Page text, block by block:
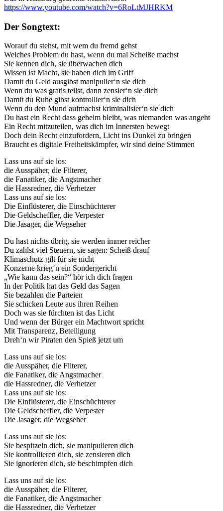
https://www.youtube.com/watch?v=6RoLtMJHRKM
Der Songtext:
Worauf du stehst, mit wem du fremd gehst
Welches Problem du hast, wenn du mal Scheiße machst
Sie kennen dich, sie überwachen dich
Wissen ist Macht, sie haben dich im Griff
Damit du Geld ausgibst manipulier‘n sie dich
Wenn du was gratis teilst, dann zensier‘n sie dich
Damit du Ruhe gibst kontrollier‘n sie dich
Wenn du den Mund aufmachst kriminalisier‘n sie dich
Du hast ein Recht dass geheim bleibt, was niemanden was angeht
Ein Recht mitzuteilen, was dich im Innersten bewegt
Doch dein Recht einzufordern, Licht ins Dunkel zu bringen
Braucht es digitale Freiheitskämpfer, wir sind deine Stimmen
Lass uns auf sie los:
die Ausspäher, die Filterer,
die Fanatiker, die Angstmacher
die Hassredner, die Verhetzer
Lass uns auf sie los:
Die Einflüsterer, die Einschüchterer
Die Geldscheffler, die Verpester
Die Jasager, die Wegseher
Du hast nichts übrig, sie werden immer reicher
Du zahlst viel Steuern, sie sagen: Scheiß drauf
Klimaschutz gilt für sie nicht
Konzerne krieg‘n ein Sondergericht
„Wie kann das sein?“ hör ich dich fragen
In der Politik hat das Geld das Sagen
Sie bezahlen die Parteien
Sie schicken Leute aus ihren Reihen
Doch was sie fürchten ist das Licht
Und wenn der Bürger ein Machtwort spricht
Mit Transparenz, Beteiligung
Dreh‘n wir Piraten den Spieß jetzt um
Lass uns auf sie los:
die Ausspäher, die Filterer,
die Fanatiker, die Angstmacher
die Hassredner, die Verhetzer
Lass uns auf sie los:
Die Einflüsterer, die Einschüchterer
Die Geldscheffler, die Verpester
Die Jasager, die Wegseher
Lass uns auf sie los:
Sie bespitzeln dich, sie manipulieren dich
Sie kontrollieren dich, sie zensieren dich
Sie ignorieren dich, sie beschimpfen dich
Lass uns auf sie los:
die Ausspäher, die Filterer,
die Fanatiker, die Angstmacher
die Hassredner, die Verhetzer